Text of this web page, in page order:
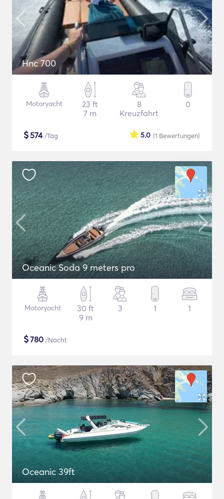
Hnc 700
Motoryacht
23 ft
7 m
8
Kreuzfahrt
0
$574/Tag (1 Bewertungen)
5.0
Oceanic Soda 9 meters pro
Motoryacht
30 ft
9 m
3 1 1
$780 /Nacht
Oceanic 39ft